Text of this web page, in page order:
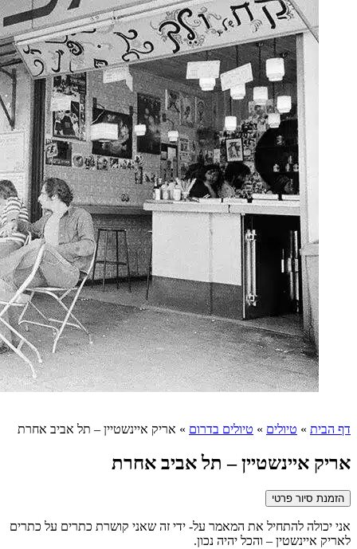
דף הבית » טיולים » טיולים בדרום » אריק איינשטיין – תל אביב אחרת
אריק איינשטיין – תל אביב אחרת
הזמנת סיור פרטי
אני יכולה להתחיל את המאמר על- ידי זה שאני קושרת כתרים על כתרים
לאריק איינשטין – והכל יהיה נכון.